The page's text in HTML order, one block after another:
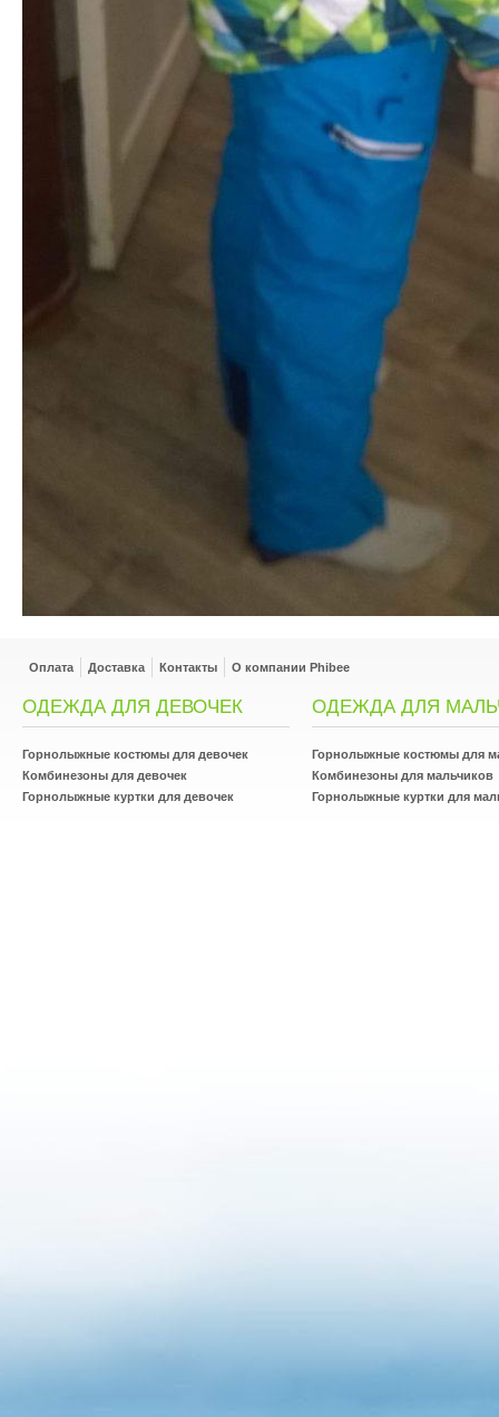
Оплата Доставка Контакты О компании Phibee
ОДЕЖДА ДЛЯ ДЕВОЧЕК
Горнолыжные костюмы для девочек
Комбинезоны для девочек
Горнолыжные куртки для девочек
ОДЕЖДА ДЛЯ
Горнолыжные костюмы для
Комбинезоны для мальчиков
Горнолыжные куртки для